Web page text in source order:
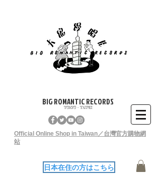
BIG ROMANTIC RECORDS
TOKYO - TAIPEI
Official Online Shop in Taiwan／台灣官方購物網
站
日本在住の方はこちら